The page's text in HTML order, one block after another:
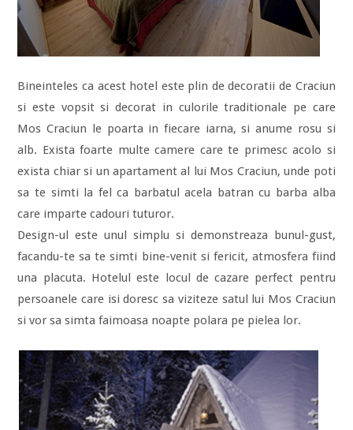
Bineinteles ca acest hotel este plin de decoratii de Craciun
si este vopsit si decorat in culorile traditionale pe care
Mos Craciun le poarta in fiecare iarna, si anume rosu si
alb. Exista foarte multe camere care te primesc acolo si
exista chiar si un apartament al lui Mos Craciun, unde poti
sa te simti la fel ca barbatul acela batran cu barba alba
care imparte cadouri tuturor.
Design-ul este unul simplu si demonstreaza bunul-gust,
facandu-te sa te simti bine-venit si fericit, atmosfera fiind
una placuta. Hotelul este locul de cazare perfect pentru
persoanele care isi doresc sa viziteze satul lui Mos Craciun
si vor sa simta faimoasa noapte polara pe pielea lor.